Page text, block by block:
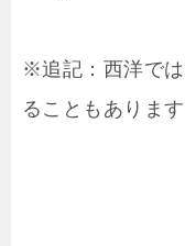
※追記：西洋で
ることもあります